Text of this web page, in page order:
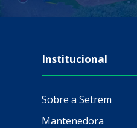
Institucional
Sobre a Setrem
Mantenedora